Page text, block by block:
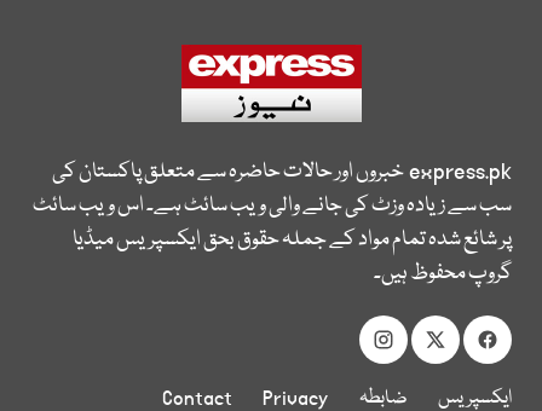
express.pkخبروں اور حالات حاضرہ سے متعلق پاکستان کی
سب سے زیادہ وزٹ کی جانے والی ویب سائٹ ہے۔ اس ویب سائٹ
پر شائع شدہ تمام مواد کے جملہ حقوق بحق ایکسپریس میڈیا
گروپ محفوظ ہیں۔
ایکسپریس
ضابطہ
Privacy
Contact